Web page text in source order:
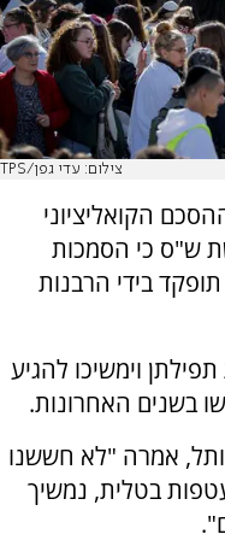
צילום: עדי גפן/TPS
הקואליציוני
ש"ס כי הסמכות
בידי הרבנות
וימשיכו להגיע
בשנים האחרונות.
אמרה "לא חששנו
בטלית, נמשיך